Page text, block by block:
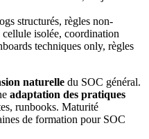
structurés, règles non-
isolée, coordination
techniques only, règles
naturelle du SOC général.
adaptation des pratiques
runbooks. Maturité
de formation pour SOC